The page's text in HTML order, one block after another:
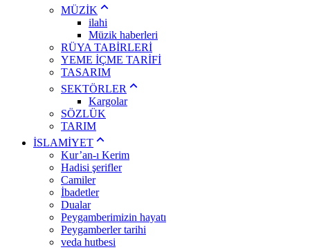
MÜZİK
ilahi
Müzik haberleri
RÜYA TABİRLERİ
YEME İÇME TARİFİ
TASARIM
SEKTÖRLER
Kargolar
SÖZLÜK
TARIM
İSLAMİYET
Kur’an-ı Kerim
Hadisi şerifler
Camiler
İbadetler
Dualar
Peygamberimizin hayatı
Peygamberler tarihi
veda hutbesi